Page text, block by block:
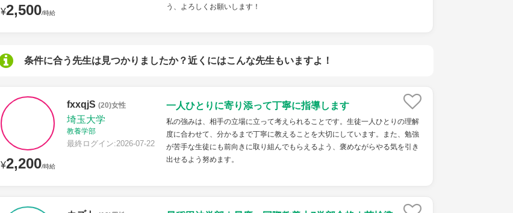
¥2,500/時給
う、よろしくお願いします！
条件に合う先生は見つかりましたか？近くにはこんな先生もいますよ！
¥2,200/時給
fxxqjS (20)女性
埼玉大学
教養学部
最終ログイン:2026-07-22
一人ひとりに寄り添って丁寧に指導します
私の強みは、相手の立場に立って考えられることです。生徒一人ひとりの理解
度に合わせて、分かるまで丁寧に教えることを大切にしています。また、勉強
が苦手な生徒にも前向きに取り組んでもらえるよう、褒めながらやる気を引き
出せるよう努めます。